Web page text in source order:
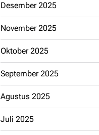
Desember 2025
November 2025
Oktober 2025
September 2025
Agustus 2025
Juli 2025